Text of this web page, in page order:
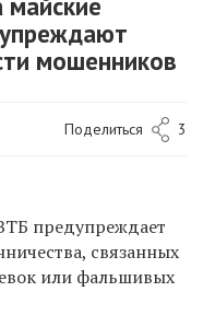
мошенников
Поделиться 3
предупреждает
связанных
или фальшивых